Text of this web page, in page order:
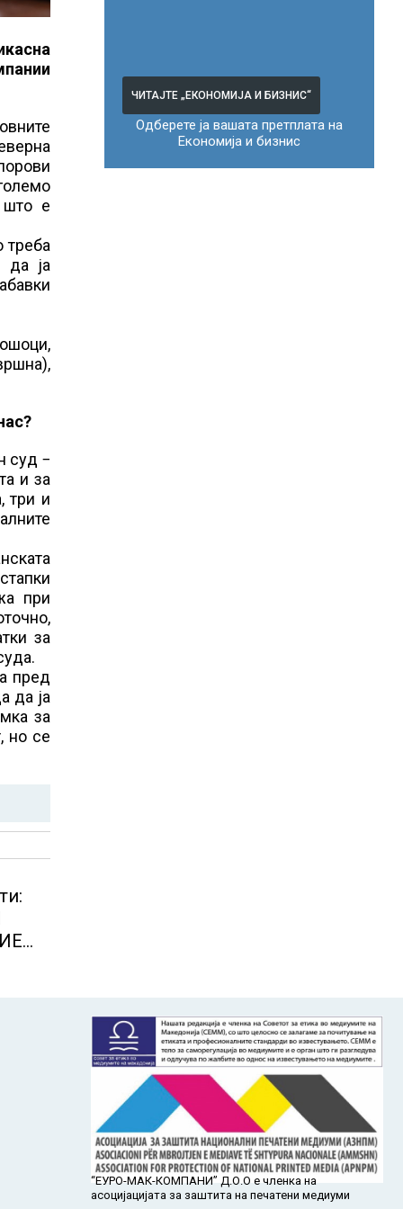
што е
треба
да ја
суд −
и за
три и
при
за
пред
да ја
за
но се
ЧИТАЈТЕ „ЕКОНОМИЈА И БИЗНИС“
Одберете ја вашата претплата на
Економија и бизнис
“ЕУРО-МАК-КОМПАНИ” Д.О.О е членка на
асоцијацијата за заштита на печатени медиуми